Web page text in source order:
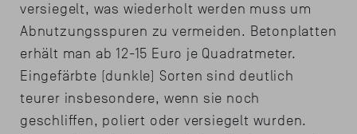
versiegelt, was wiederholt werden muss um
Abnutzungsspuren zu vermeiden. Betonplatten
erhält man ab 12-15 Euro je Quadratmeter.
Eingefärbte (dunkle) Sorten sind deutlich
teurer insbesondere, wenn sie noch
geschliffen, poliert oder versiegelt wurden.